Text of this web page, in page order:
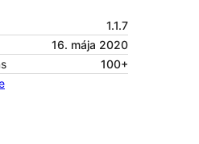
1.1.7
16. mája 2020
100+